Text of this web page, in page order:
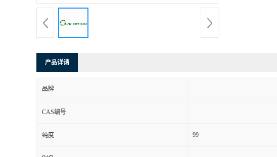
产品详请
品牌
CAS编号
纯度 99